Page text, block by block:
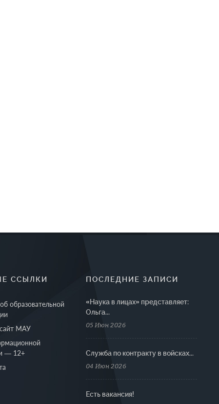
ССЫЛКИ
образовательной
МАУ
— 12+
ПОСЛЕДНИЕ ЗАПИСИ
«Наука в лицах» представляет:
Ольга...
05 Июн 2026
Cлужба по контракту в войсках...
04 Июн 2026
Есть вакансия!